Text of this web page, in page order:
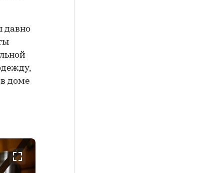
давно
доме